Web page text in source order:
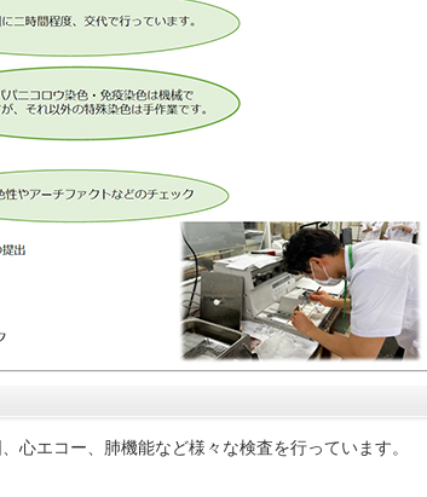
心エコー、肺機能など様々な検査を行っています。